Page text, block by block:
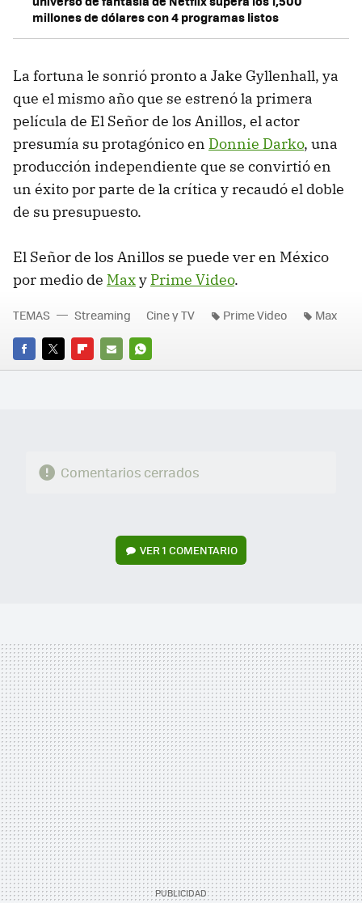
millones de dólares con 4 programas listos
La fortuna le sonrió pronto a Jake Gyllenhall, ya
que el mismo año que se estrenó la primera
película de El Señor de los Anillos, el actor
presumía su protagónico en Donnie Darko, una
producción independiente que se convirtió en
un éxito por parte de la crítica y recaudó el doble
de su presupuesto.
El Señor de los Anillos se puede ver en México
por medio de Maxy Prime Video.
FACEBOOK
TWITTERFLIPBOARD
E-
WHATSAPP
TEMAS Streaming Cine y TV Prime Video Max
Comentarios cerrados
VER1 COMENTARIO